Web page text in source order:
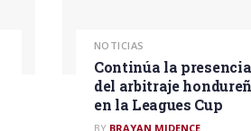
NOTICIAS
Continúa la presencia
del arbitraje
en la Leagues Cup
BY BRAYAN MIDENCE